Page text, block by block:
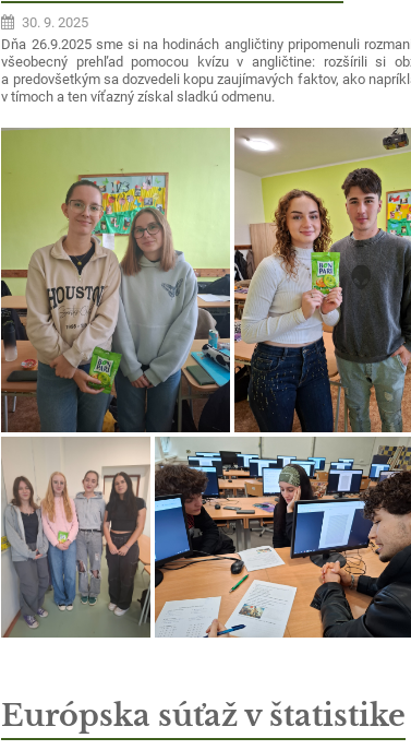
30. 9. 2025
Dňa 26.9.2025 sme si na hodinách angličtiny pripomenuli
všeobecný prehľad pomocou kvízu v angličtine: rozšírili si
a predovšetkým sa dozvedeli kopu zaujímavých faktov, ako
v tímoch a ten víťazný získal sladkú odmenu.
Európska súťaž v štatistike